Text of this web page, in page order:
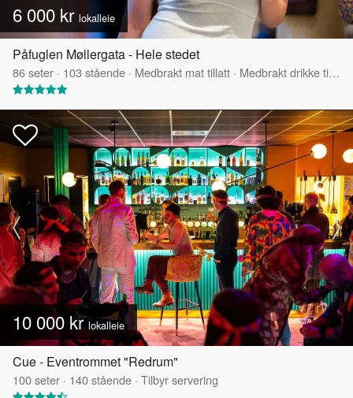
6 000 kr lokalleie
Påfuglen Møllergata - Hele stedet
86seter · 103 stående · Medbrakt mat tillatt · Medbrakt drikke tillatt
10 000 krlokalleie
Cue - Eventrommet "Redrum"
100seter · 140stående · Tilbyr servering